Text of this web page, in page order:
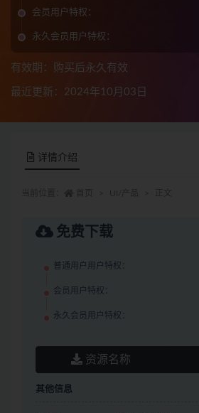
会员用户特权：
永久会员用户特权：
有效期：购买后永久有效
最近更新：2024年10月03日
详情介绍
免费下载
普通用户用户特权：
会员用户特权：
永久会员用户特权：
资源名称
其他信息